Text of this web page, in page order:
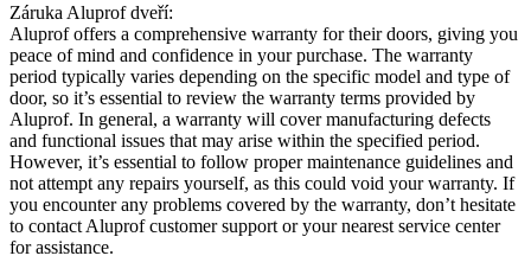
Záruka Aluprof dveří:
Aluprof offers a comprehensive warranty for their doors, giving you
peace of mind and confidence in your purchase. The warranty
period typically varies depending on the specific model and type of
door, so it’s essential to review the warranty terms provided by
Aluprof. In general, a warranty will cover manufacturing defects
and functional issues that may arise within the specified period.
However, it’s essential to follow proper maintenance guidelines and
not attempt any repairs yourself, as this could void your warranty. If
you encounter any problems covered by the warranty, don’t hesitate
to contact Aluprof customer support or your nearest service center
for assistance.